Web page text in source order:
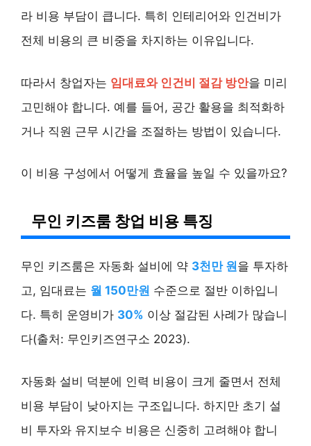
라 비용 부담이 큽니다. 특히 인테리어와 인건비가
전체 비용의 큰 비중을 차지하는 이유입니다.
따라서 창업자는 임대료와 인건비 절감 방안을 미리
고민해야 합니다. 예를 들어, 공간 활용을 최적화하
거나 직원 근무 시간을 조절하는 방법이 있습니다.
이 비용 구성에서 어떻게 효율을 높일 수 있을까요?
무인 키즈룸 창업 비용 특징
무인 키즈룸은 자동화 설비에 약 3천만 원을 투자하
고, 임대료는 월 150만원 수준으로 절반 이하입니
다. 특히 운영비가 30% 이상 절감된 사례가 많습니
다(출처: 무인키즈연구소 2023).
자동화 설비 덕분에 인력 비용이 크게 줄면서 전체
비용 부담이 낮아지는 구조입니다. 하지만 초기 설
비 투자와 유지보수 비용은 신중히 고려해야 합니